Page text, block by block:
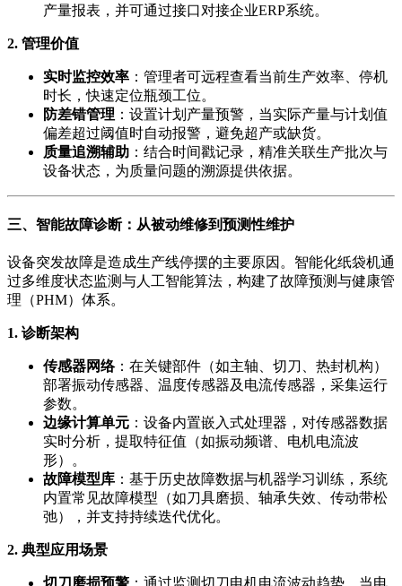
产量报表，并可通过接口对接企业ERP系统。
2. 管理价值
实时监控效率 ：管理者可远程查看当前生产效率、停机
时长，快速定位瓶颈工位。
防差错管理 ：设置计划产量预警，当实际产量与计划值
偏差超过阈值时自动报警，避免超产或缺货。
质量追溯辅助 ：结合时间戳记录，精准关联生产批次与
设备状态，为质量问题的溯源提供依据。
三、智能故障诊断：从被动维修到预测性维护
设备突发故障是造成生产线停摆的主要原因。智能化纸袋机通
过多维度状态监测与人工智能算法，构建了故障预测与健康管
理（PHM）体系。
1. 诊断架构
传感器网络：在关键部件（如主轴、切刀、热封机构）
部署振动传感器、温度传感器及电流传感器，采集运行
参数。
边缘计算单元 ：设备内置嵌入式处理器，对传感器数据
实时分析，提取特征值（如振动频谱、电机电流波
形）。
故障模型库 ：基于历史故障数据与机器学习训练，系统
内置常见故障模型（如刀具磨损、轴承失效、传动带松
弛），并支持持续迭代优化。
2. 典型应用场景